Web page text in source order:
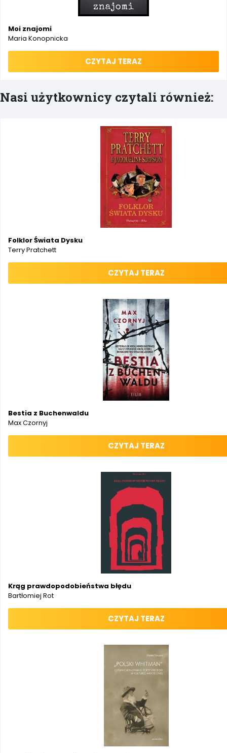
Moi znajomi
Maria Konopnicka
CZYTAJ TERAZ
Nasi użytkownicy czytali również:
Folklor Świata Dysku
Terry Pratchett
CZYTAJ TERAZ
Bestia z Buchenwaldu
Max Czornyj
CZYTAJ TERAZ
Krąg prawdopodobieństwa błędu
Bartłomiej Rot
CZYTAJ TERAZ